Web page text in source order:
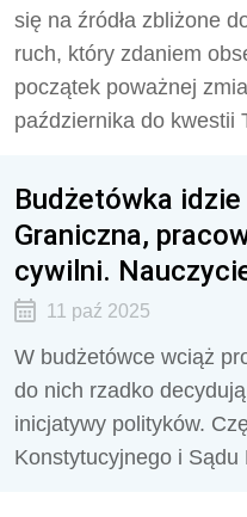
się na źródła zbliżone
ruch, który zdaniem
początek poważnej
października do kwestii
Budżetówka
Graniczna,
cywilni.
11 paź 2025
W budżetówce wciąż
do nich rzadko
inicjatywy polityków.
Konstytucyjnego i Sądu